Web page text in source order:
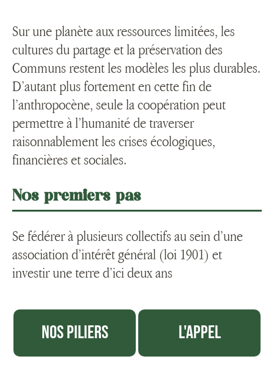
Sur une planète aux ressources limitées, les
cultures du partage et la préservation des
Communs restent les modèles les plus durables.
D’autant plus fortement en cette fin de
l’anthropocène, seule la coopération peut
permettre à l’humanité de traverser
raisonnablement les crises écologiques,
financières et sociales.
Nos premiers pas
Se fédérer à plusieurs collectifs au sein d’une
association d’intérêt général (loi 1901) et
investir une terre d’ici deux ans
Nos piliers L'appel